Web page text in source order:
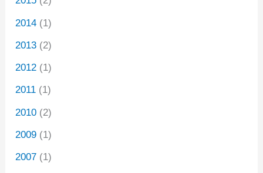
2014 (1)
2013 (2)
2012 (1)
2011 (1)
2010 (2)
2009 (1)
2007 (1)